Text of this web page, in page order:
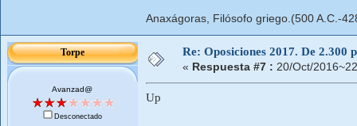
Anaxágoras, Filósofo griego.(500 A.C.-
Torpe
Avanzad@
Desconectado
Re: Oposiciones 2017. De 2.300
« Respuesta #7 : 20/Oct/
Up